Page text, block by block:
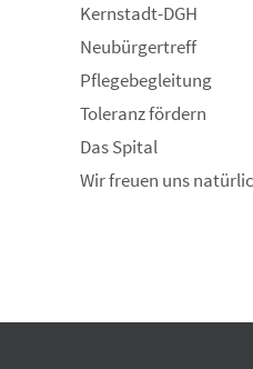
Kernstadt-DGH
Neubürgertreff
Pflegebegleitung
Toleranz fördern
Das Spital
Wir freuen uns